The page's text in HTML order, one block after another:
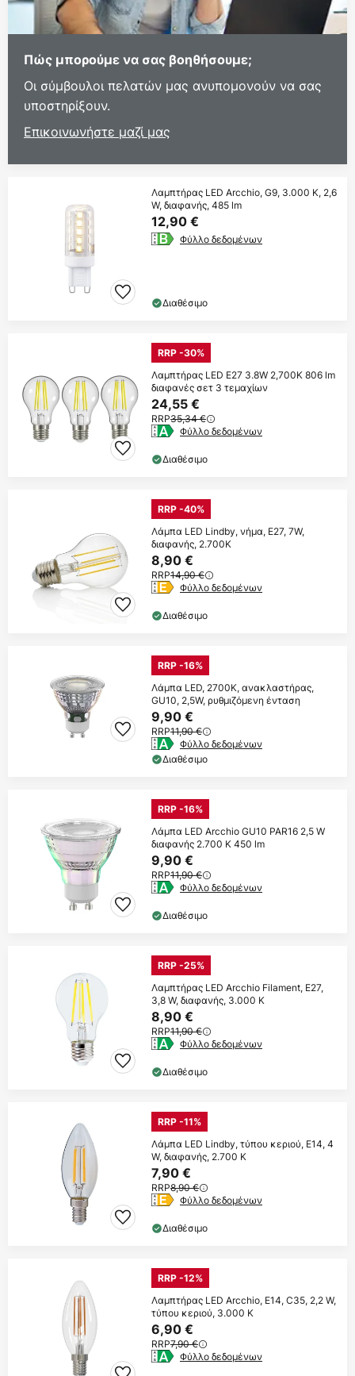
Πώς μπορούμε να σας βοηθήσουμε;
Οι σύμβουλοι πελατών μας ανυπομονούν να σας
υποστηρίξουν.
Επικοινωνήστε μαζί μας
Λαμπτήρας LED Arcchio, G9, 3.000 K, 2,6
W, διαφανής, 485 lm
12,90 €
Φύλλο δεδομένων
Διαθέσιμο
RRP -30%
Λαμπτήρας LED E27 3.8W 2,700K 806 lm
διαφανές σετ 3 τεμαχίων
24,55 €
RRP35,34 €
Φύλλο δεδομένων
Διαθέσιμο
RRP -40%
Λάμπα LED Lindby, νήμα, E27, 7W,
διαφανής, 2.700K
8,90 €
RRP14,90 €
Φύλλο δεδομένων
Διαθέσιμο
RRP -16%
Λάμπα LED, 2700K, ανακλαστήρας,
GU10, 2,5W, ρυθμιζόμενη ένταση
9,90 €
RRP11,90 €
Φύλλο δεδομένων
Διαθέσιμο
RRP -16%
Λάμπα LED Arcchio GU10 PAR16 2,5 W
διαφανής 2.700 K 450 lm
9,90 €
RRP11,90 €
Φύλλο δεδομένων
Διαθέσιμο
RRP -25%
Λαμπτήρας LED Arcchio Filament, E27,
3,8 W, διαφανής, 3.000 K
8,90 €
RRP11,90 €
Φύλλο δεδομένων
Διαθέσιμο
RRP -11%
Λάμπα LED Lindby, τύπου κεριού, E14, 4
W, διαφανής, 2.700 K
7,90 €
RRP8,90 €
Φύλλο δεδομένων
Διαθέσιμο
RRP -12%
Λαμπτήρας LED Arcchio, E14, C35, 2,2 W,
τύπου κεριού, 3.000 K
6,90 €
RRP7,90 €
Φύλλο δεδομένων